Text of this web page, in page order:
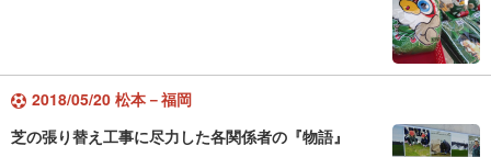
2018/05/20 松本－福岡
芝の張り替え工事に尽力した各関係者の『物語』